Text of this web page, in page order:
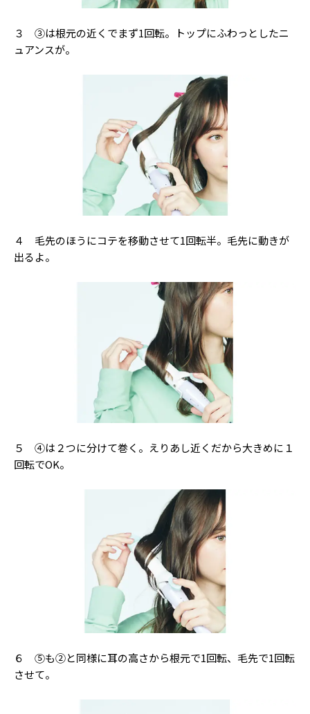
３ ③は根元の近くでまず1回転。トップにふわっとしたニ
ュアンスが。
４ 毛先のほうにコテを移動させて1回転半。毛先に動きが
出るよ。
５ ④は２つに分けて巻く。えりあし近くだから大きめに１
回転でOK。
６ ⑤も②と同様に耳の高さから根元で1回転、毛先で1回転
させて。